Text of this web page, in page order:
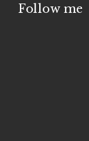
Follow me